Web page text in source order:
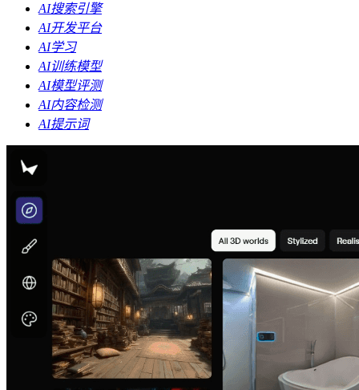
AI搜索引擎
AI开发平台
AI学习
AI训练模型
AI模型评测
AI内容检测
AI提示词